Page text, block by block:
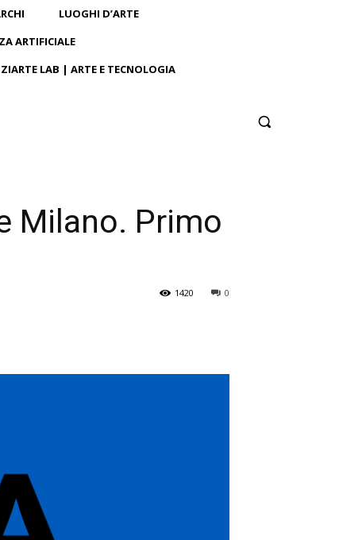
LUOGHI D’ARTE
ARTIFICIALE
LAB | ARTE E TECNOLOGIA
Milano. Primo
0
1420